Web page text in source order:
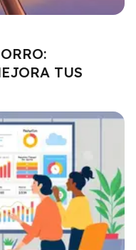
TUS